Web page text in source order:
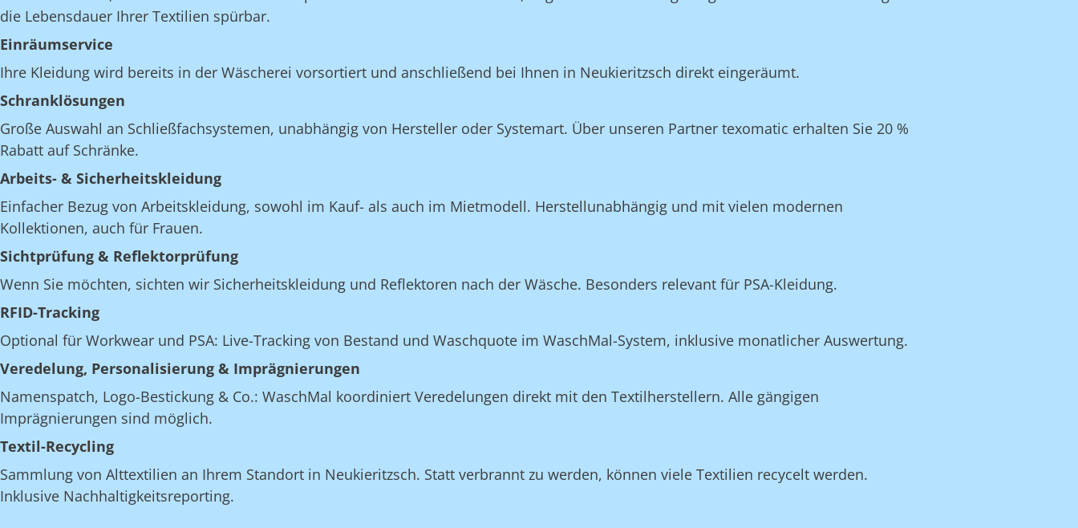
die Lebensdauer Ihrer Textilien spürbar.
Einräumservice
Ihre Kleidung wird bereits in der Wäscherei vorsortiert und anschließend bei Ihnen in Neukieritzsch direkt eingeräumt.
Schranklösungen
Große Auswahl an Schließfachsystemen, unabhängig von Hersteller oder Systemart. Über unseren Partner texomatic erhalten Sie 20 %
Rabatt auf Schränke.
Arbeits- & Sicherheitskleidung
Einfacher Bezug von Arbeitskleidung, sowohl im Kauf- als auch im Mietmodell. Herstellunabhängig und mit vielen modernen
Kollektionen, auch für Frauen.
Sichtprüfung & Reflektorprüfung
Wenn Sie möchten, sichten wir Sicherheitskleidung und Reflektoren nach der Wäsche. Besonders relevant für PSA-Kleidung.
RFID-Tracking
Optional für Workwear und PSA: Live-Tracking von Bestand und Waschquote im WaschMal-System, inklusive monatlicher Auswertung.
Veredelung, Personalisierung & Imprägnierungen
Namenspatch, Logo-Bestickung & Co.: WaschMal koordiniert Veredelungen direkt mit den Textilherstellern. Alle gängigen
Imprägnierungen sind möglich.
Textil-Recycling
Sammlung von Alttextilien an Ihrem Standort in Neukieritzsch. Statt verbrannt zu werden, können viele Textilien recycelt werden.
Inklusive Nachhaltigkeitsreporting.